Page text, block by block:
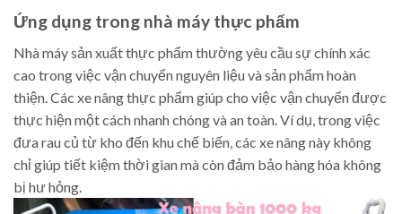
Ứng dụng trong nhà máy thực phẩm
Nhà máy sản xuất thực phẩm thường yêu cầu sự chính xác
cao trong việc vận chuyển nguyên liệu và sản phẩm hoàn
thiện. Các xe nâng thực phẩm giúp cho việc vận chuyển được
thực hiện một cách nhanh chóng và an toàn. Ví dụ, trong việc
đưa rau củ từ kho đến khu chế biến, các xe nâng này không
chỉ giúp tiết kiệm thời gian mà còn đảm bảo hàng hóa không
bị hư hỏng.